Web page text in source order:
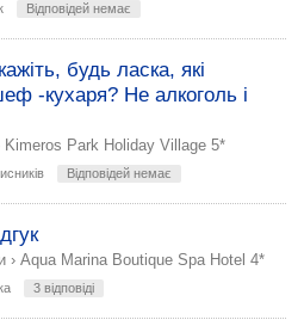
Відповідей немає
будь ласка, які
-кухаря? Не алкоголь і
Kimeros Park Holiday Village 5*
Відповідей немає
› Aqua Marina Boutique Spa Hotel 4*
3 відповіді